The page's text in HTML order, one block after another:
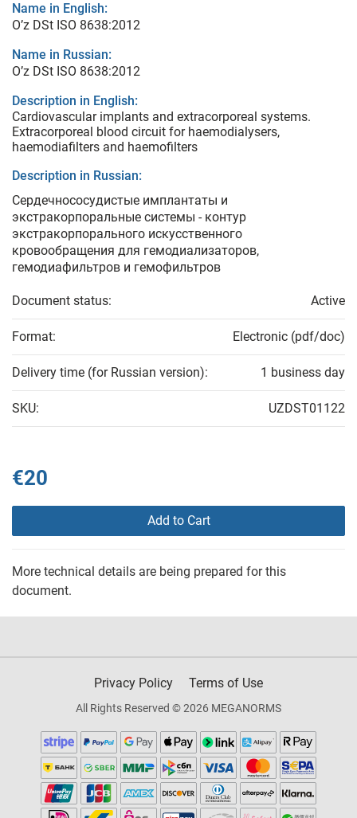
Name in English:
O’z DSt ISO 8638:2012
Name in Russian:
O’z DSt ISO 8638:2012
Description in English:
Cardiovascular implants and extracorporeal systems.
Extracorporeal blood circuit for haemodialysers,
haemodiafilters and haemofilters
Description in Russian:
Сердечнососудистые имплантаты и
экстракорпоральные системы - контур
экстракорпорального искусственного
кровообращения для гемодиализаторов,
гемодиафильтров и гемофильтров
Document status: Active
Format: Electronic (pdf/doc)
Delivery time (for Russian version): 1 business day
SKU: UZDST01122
€20
Add to Cart
More technical details are being prepared for this
document.
Privacy Policy Terms of Use
All Rights Reserved © 2026 MEGANORMS